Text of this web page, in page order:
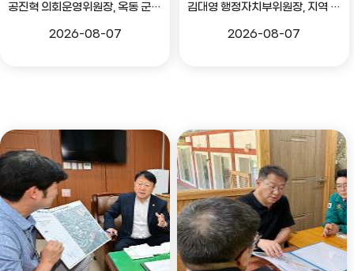
공진혁 의회운영위원장, 옥동 군부대 이전지 양동마을 주민지원사업 점검
2026-08-07
김대영 행정자치부위원장, 지역 현안 의견 청취 간담회
2026-08-07